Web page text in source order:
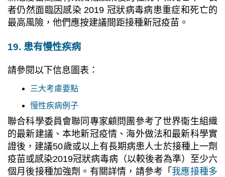
者仍然面臨因感染 2019 冠狀病毒病患重症和死亡的
最高風險，他們應按建議間距接種新冠疫苗。
19. 患有慢性疾病
請參閱以下信息圖表：
三大考慮要點
慢性疾病例子
聯合科學委員會聯同專家顧問團參考了世界衞生組織
的最新建議、本地新冠疫情、海外做法和最新科學實
證後，建議50歲或以上有長期病患人士於接種上一劑
疫苗或感染2019冠狀病毒病（以較後者為準）至少六
個月後接種加強劑。有關詳情，請參考「 我應接種多